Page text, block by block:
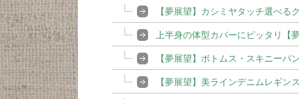
【夢展望】カシミヤタッチ選べる
上半身の体型カバーにピッタリ【
【夢展望】ボトムス・スキニー
【夢展望】美ラインデニムレギン